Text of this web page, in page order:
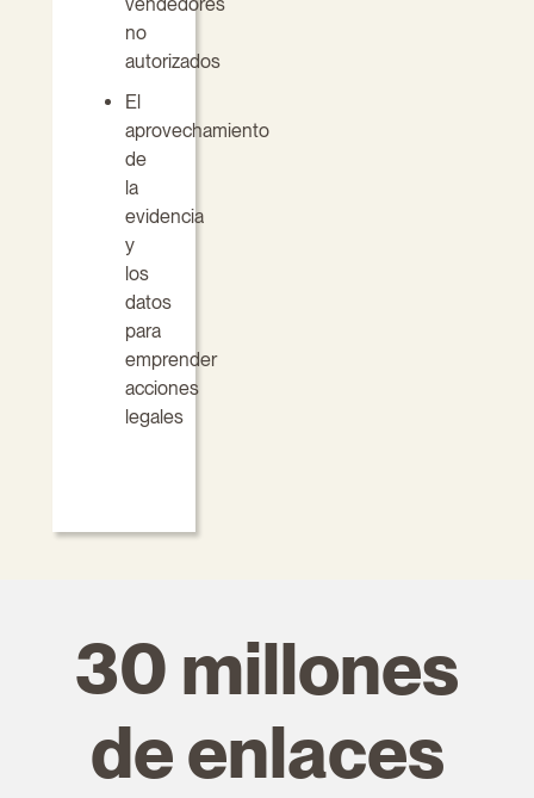
no
autorizados
El
aprovechamiento
de
la
evidencia
y
los
datos
para
emprender
acciones
legales
30 millones
de enlaces